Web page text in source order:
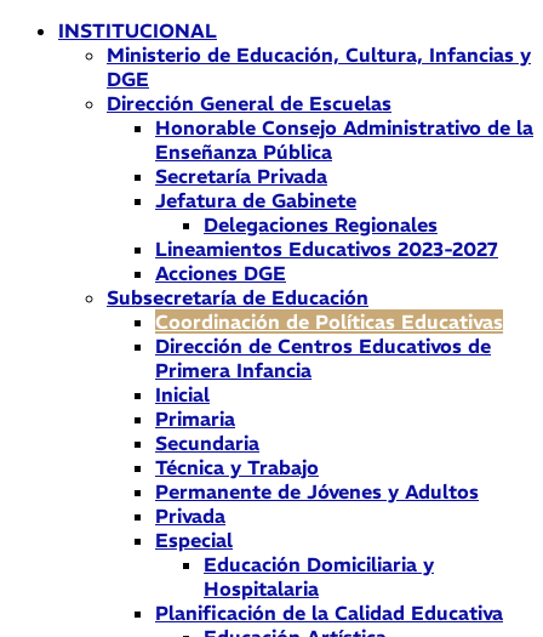
INSTITUCIONAL
Ministerio de Educación, Cultura, Infancias y
DGE
Dirección General de Escuelas
Honorable Consejo Administrativo de la
Enseñanza Pública
Secretaría Privada
Jefatura de Gabinete
Delegaciones Regionales
Lineamientos Educativos 2023-2027
Acciones DGE
Subsecretaría de Educación
Coordinación de Políticas Educativas
Dirección de Centros Educativos de
Primera Infancia
Inicial
Primaria
Secundaria
Técnica y Trabajo
Permanente de Jóvenes y Adultos
Privada
Especial
Educación Domiciliaria y
Hospitalaria
Planificación de la Calidad Educativa